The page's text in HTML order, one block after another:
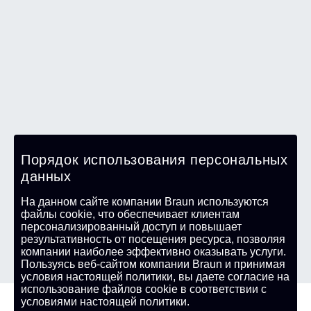
Порядок использования персональных
данных
На данном сайте компании Braun используются
файлы cookie, что обеспечивает клиентам
персонализированный доступ и повышает
результативность от посещения ресурса, позволяя
компании наиболее эффективно оказывать услуги.
Пользуясь веб-сайтом компании Braun и принимая
условия настоящей политики, вы даете согласие на
использование файлов cookie в соответствии с
условиями настоящей политики.